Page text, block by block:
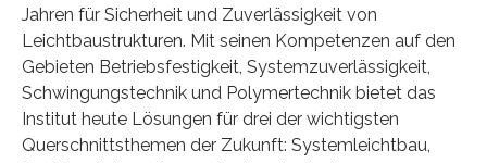
Jahren für Sicherheit und Zuverlässigkeit von
Leichtbaustrukturen. Mit seinen Kompetenzen auf den
Gebieten Betriebsfestigkeit, Systemzuverlässigkeit,
Schwingungstechnik und Polymertechnik bietet das
Institut heute Lösungen für drei der wichtigsten
Querschnittsthemen der Zukunft: Systemleichtbau,